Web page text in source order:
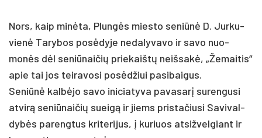
Nors, kaip minė­ta, Plungės mies­to se­niūnė D. Jur­ku­
vienė Ta­ry­bos po­sėdy­je ne­da­ly­va­vo ir sa­vo nuo­
monės dėl se­niū­nai­čių prie­kaištų neiš­sakė, „Že­mai­tis“
apie tai jos tei­ra­vo­si po­sėdžiui pa­si­bai­gus.
Se­niūnė kalbė­jo sa­vo ini­cia­ty­va pa­va­sarį su­ren­gu­si
at­virą se­niū­nai­čių sueigą ir jiems pri­sta­čiu­si Sa­vi­val­
dybės pa­reng­tus kri­te­ri­jus, į ku­riuos at­si­žvel­giant ir